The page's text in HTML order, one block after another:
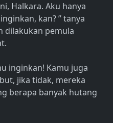
Halkara. Aku hanya
kan? ” tanya
dilakukan pemula
inginkan! Kamu juga
jika tidak, mereka
berapa banyak hutang